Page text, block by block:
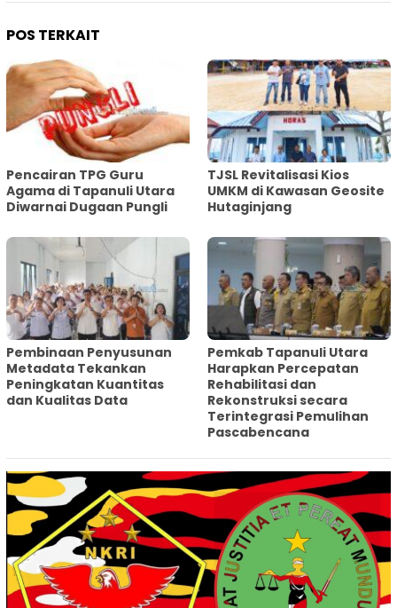
POS TERKAIT
Pencairan TPG Guru
Agama di Tapanuli Utara
Diwarnai Dugaan Pungli
TJSL Revitalisasi Kios
UMKM di Kawasan Geosite
Hutaginjang
Pembinaan Penyusunan
Metadata Tekankan
Peningkatan Kuantitas
dan Kualitas Data
‎Pemkab Tapanuli Utara
Harapkan Percepatan
Rehabilitasi dan
Rekonstruksi secara
Terintegrasi Pemulihan
Pascabencana